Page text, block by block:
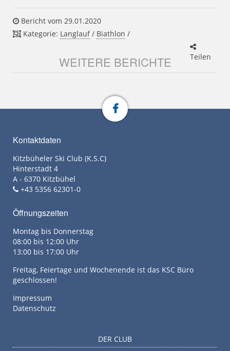
Bericht vom 29.01.2020
Kategorie: Langlauf/ Biathlon /
Teilen
WEITERE BERICHTE
Kontaktdaten
Kitzbüheler Ski Club (K.S.C)
Hinterstadt 4
A - 6370 Kitzbühel
+43 5356 62301-0
Öffnungszeiten
Montag bis Donnerstag
08:00 bis 12:00 Uhr
13:00 bis 17:00 Uhr
Freitag, Feiertage und Wochenende ist das KSC Büro
geschlossen!
Impressum
Datenschutz
DER CLUB